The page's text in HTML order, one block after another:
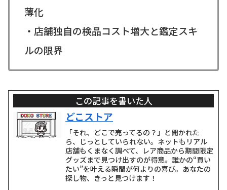
薄化
・店舗独自の検品コスト増大と鑑定スキ
ルの限界
この記事を書いた人
どこストア
「それ、どこで売ってるの？」と聞かれた
ら、じっとしていられない。ネットもリアル
店舗もくまなく調べて、レア商品から期間限定
グッズまで見つけ出すのが得意。誰かの“買い
たい”を叶える瞬間が何よりの喜び。あなたの
探し物、きっと見つけます！